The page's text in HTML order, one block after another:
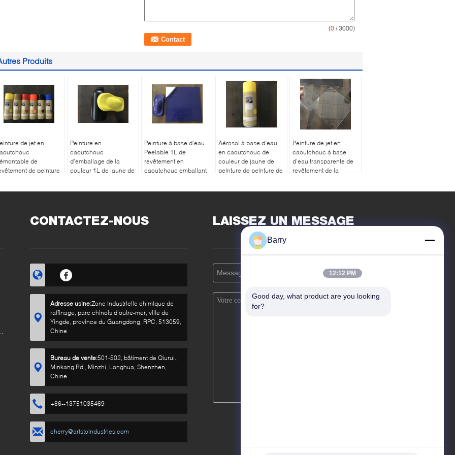
(0 / 3000)
Produits
de jet en
de
de peinture
Peinture en
caoutchouc
d'emballage de la
couleur 1L de jaune de
Peinture à base d'eau
Peelable 1L de
revêtement en
caoutchouc emballant
Aérosol à base d'eau
en caoutchouc de
couleur de jaune de
peinture de peinture de
Peinture de jet en
caoutchouc à base
d'eau transparente de
revêtement de la
CONTACTEZ-NOUS
Adresse usine:Zone industrielle chimique de
raffinage, parc chinois d'outre-mer, ville de
Yingde, province du Guangdong, RPC, 513059,
Chine
Bureau de vente:501-502, bâtiment de Qiurui.,
Minkang Rd., Minzhi, Longhua, Shenzhen,
Chine
+86--13751035469
cherry@aristoindustries.com
LAISSEZ UN MESSAGE
Barry
12:12 PM
Good day, what product are you looking
for?